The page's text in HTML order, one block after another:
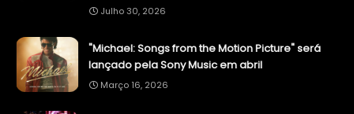
Julho 30, 2026
"Michael: Songs from the Motion Picture" será
lançado pela Sony Music em abril
Março 16, 2026